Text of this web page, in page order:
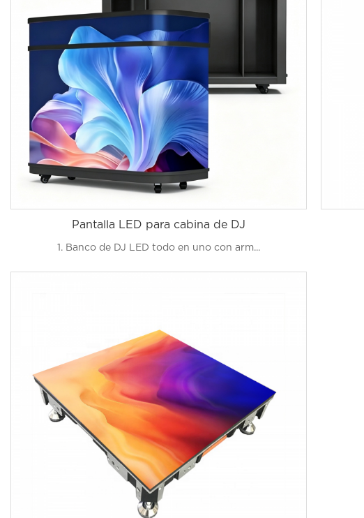
Pantalla LED para cabina de DJ
1. Banco de DJ LED todo en uno con arm...